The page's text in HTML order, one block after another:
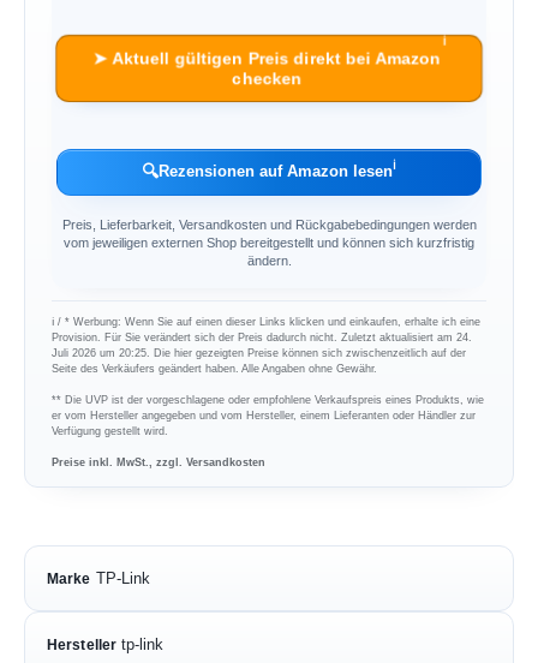
➤ Aktuell gültigen Preis direkt bei Amazon
checken
ℹ︎
🔍Rezensionen auf Amazon lesenℹ︎
Preis, Lieferbarkeit, Versandkosten und Rückgabebedingungen werden
vom jeweiligen externen Shop bereitgestellt und können sich kurzfristig
ändern.
ℹ︎ / * Werbung: Wenn Sie auf einen dieser Links klicken und einkaufen, erhalte ich eine
Provision. Für Sie verändert sich der Preis dadurch nicht. Zuletzt aktualisiert am 24.
Juli 2026 um 20:25. Die hier gezeigten Preise können sich zwischenzeitlich auf der
Seite des Verkäufers geändert haben. Alle Angaben ohne Gewähr.
** Die UVP ist der vorgeschlagene oder empfohlene Verkaufspreis eines Produkts, wie
er vom Hersteller angegeben und vom Hersteller, einem Lieferanten oder Händler zur
Verfügung gestellt wird.
Preise inkl. MwSt., zzgl. Versandkosten
Marke TP-Link
Hersteller tp-link